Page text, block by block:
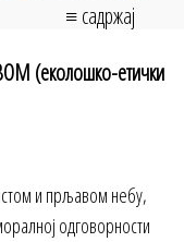
≡ садржај
(еколошко-етички
и прљавом небу,
одговорности